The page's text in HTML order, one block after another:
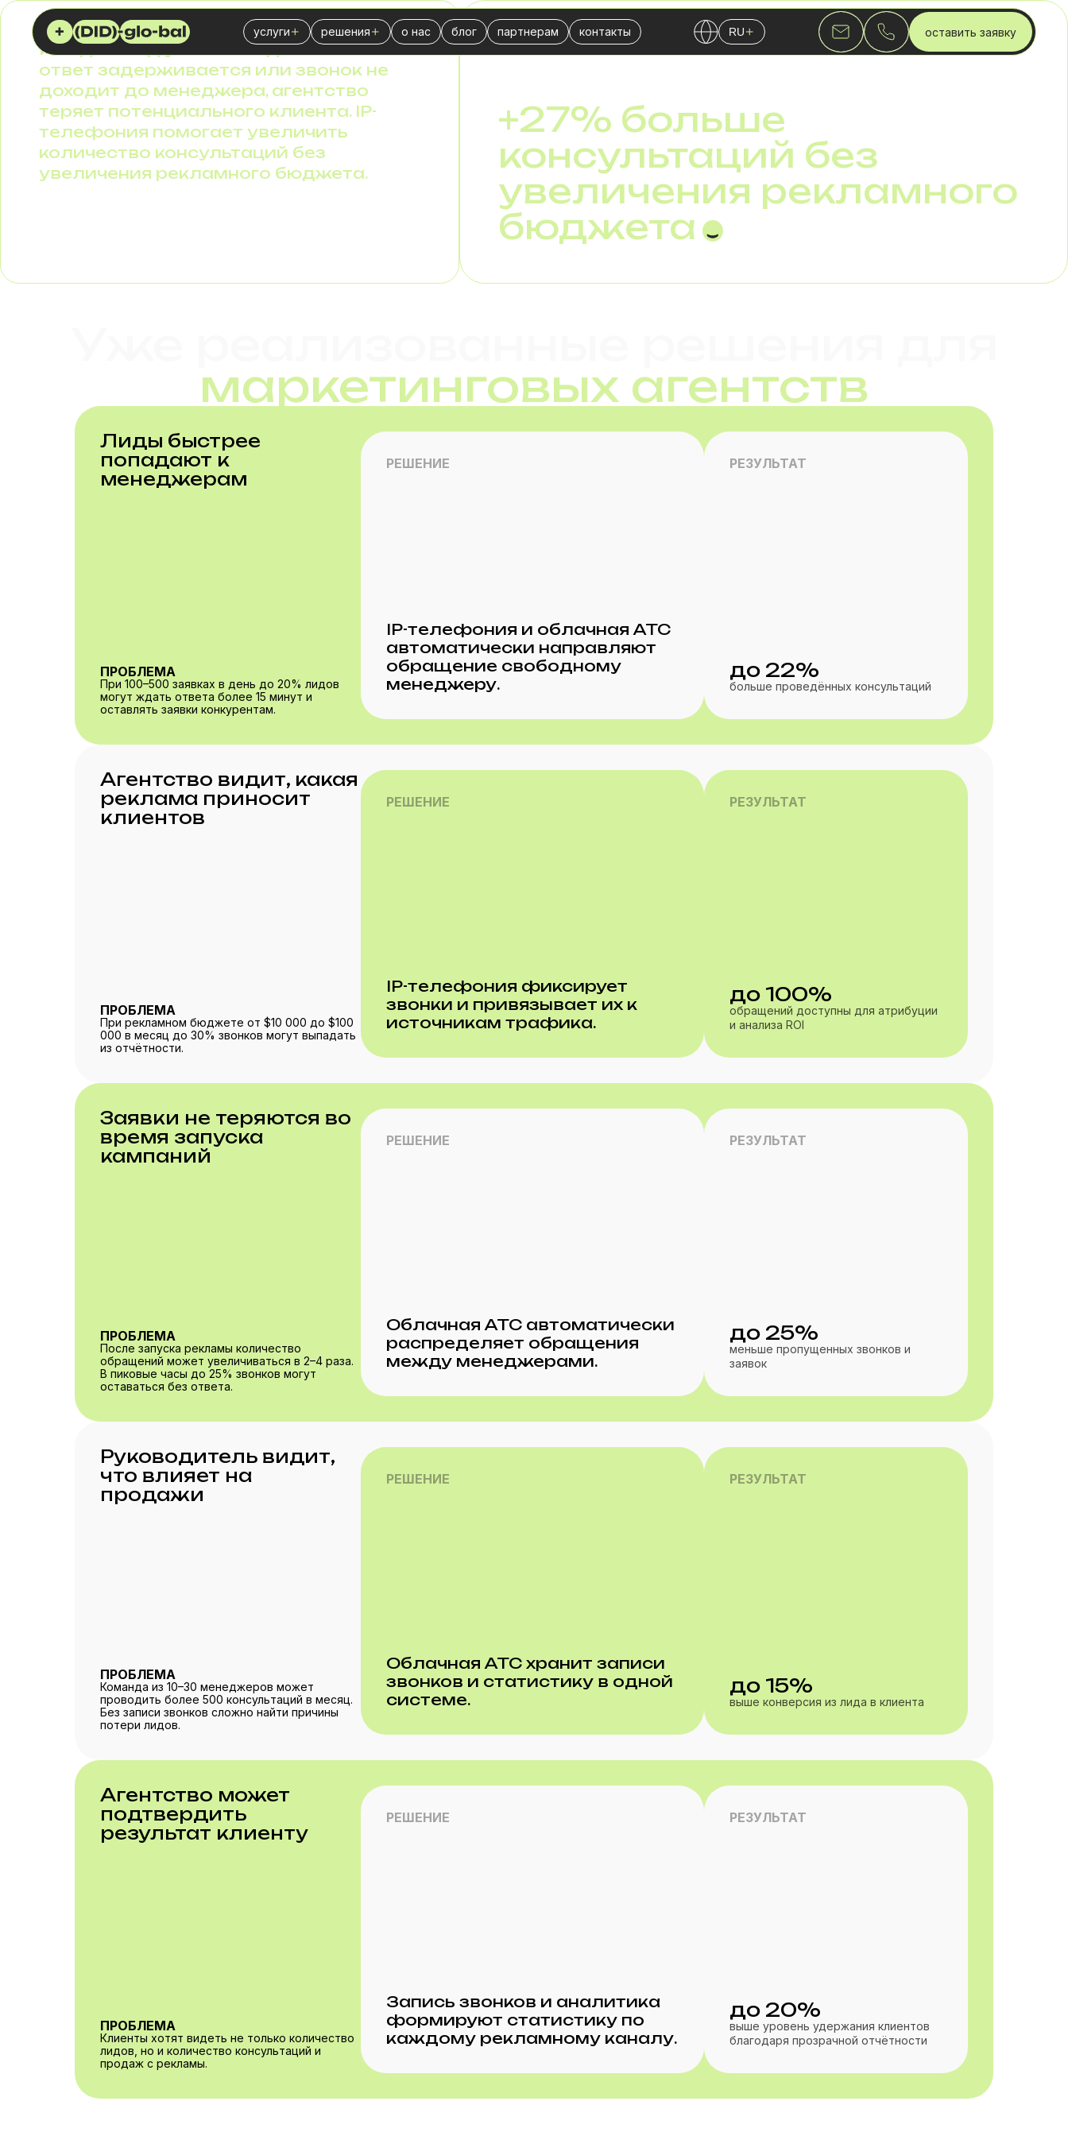
услуги
Виртуальные (DID) номера
SIP Trunk
АТС
SMS сервис
SPAM чекер
решения
Колл-центра
Страховой компании
IT-бизнеса
Финансовой компании
Логистической компании
о нас блог партнерам контакты RU
English
Русский
оставить заявку
Каждый лид уже стоит денег. Если
ответ задерживается или звонок не
доходит до менеджера, агентство
теряет потенциального клиента. IP-
телефония помогает увеличить
количество консультаций без
увеличения рекламного бюджета.
DID GLOBAL РЕШЕНИЯ IP-ТЕЛЕФОНИЯ ДЛЯ МАРКЕТИНГОВЫХ АГЕНТСТВ
+27% больше
консультаций без
увеличения рекламного
бюджета
маркетинговых агентств
Лиды быстрее
попадают к
менеджерам
ПРОБЛЕМА
При 100–500 заявках в день до 20% лидов
могут ждать ответа более 15 минут и
оставлять заявки конкурентам.
РЕШЕНИЕ
IP-телефония и облачная АТС
автоматически направляют
обращение свободному
менеджеру.
РЕЗУЛЬТАТ
до 22%
больше проведённых консультаций
Агентство видит, какая
реклама приносит
клиентов
ПРОБЛЕМА
При рекламном бюджете от $10 000 до $100
000 в месяц до 30% звонков могут выпадать
из отчётности.
РЕШЕНИЕ
IP-телефония фиксирует
звонки и привязывает их к
источникам трафика.
РЕЗУЛЬТАТ
до 100%
обращений доступны для атрибуции
и анализа ROI
Заявки не теряются во
время запуска
кампаний
ПРОБЛЕМА
После запуска рекламы количество
обращений может увеличиваться в 2–4 раза.
В пиковые часы до 25% звонков могут
оставаться без ответа.
РЕШЕНИЕ
Облачная АТС автоматически
распределяет обращения
между менеджерами.
РЕЗУЛЬТАТ
до 25%
меньше пропущенных звонков и
заявок
Руководитель видит,
что влияет на
продажи
ПРОБЛЕМА
Команда из 10–30 менеджеров может
проводить более 500 консультаций в месяц.
Без записи звонков сложно найти причины
потери лидов.
РЕШЕНИЕ
Облачная АТС хранит записи
звонков и статистику в одной
системе.
РЕЗУЛЬТАТ
до 15%
выше конверсия из лида в клиента
Агентство может
подтвердить
результат клиенту
ПРОБЛЕМА
Клиенты хотят видеть не только количество
лидов, но и количество консультаций и
продаж с рекламы.
РЕШЕНИЕ
Запись звонков и аналитика
формируют статистику по
каждому рекламному каналу.
РЕЗУЛЬТАТ
до 20%
выше уровень удержания клиентов
благодаря прозрачной отчётности